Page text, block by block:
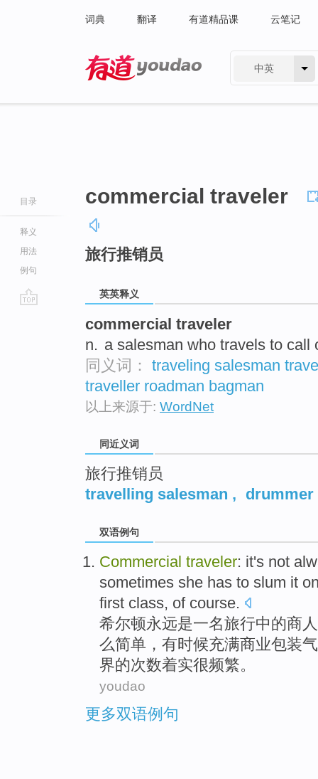
词典 翻译 有道精品课 云笔记
中英
目录
释义
用法
例句
commercial traveler
旅行推销员
英英释义
commercial traveler
n. a salesman who travels to call
同义词： traveling salesman
traveller roadman bagman
以上来源于: WordNet
同近义词
旅行推销员
travelling salesman , drummer
双语例句
Commercial traveler: it's not
sometimes she has to slum it
first class, of course.
希尔顿永远是一名旅行中的商人
么简单， 有时候充满商业包装
界的次数着实很频繁。
youdao
更多双语例句